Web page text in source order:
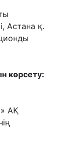
Астана қ.
көрсету:
АҚ